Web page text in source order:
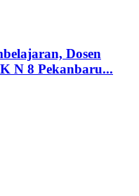
Dosen
N 8 Pekanbaru...